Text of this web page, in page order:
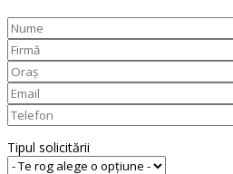
Tipul solicitării